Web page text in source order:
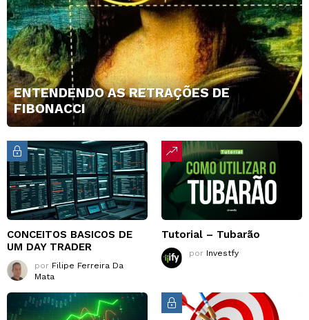
ENTENDENDO AS RETRAÇÕES DE
FIBONACCI
CONCEITOS BASICOS DE
UM DAY TRADER
por Filipe Ferreira Da
Mata
Tutorial – Tubarão
por Investfy